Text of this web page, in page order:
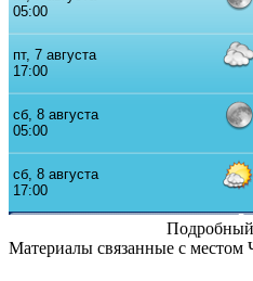
Материалы связанные с местом